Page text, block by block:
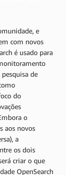
e
com novos
é usado para
de
do
o
aos novos
a
os dois
criar o que
OpenSearch